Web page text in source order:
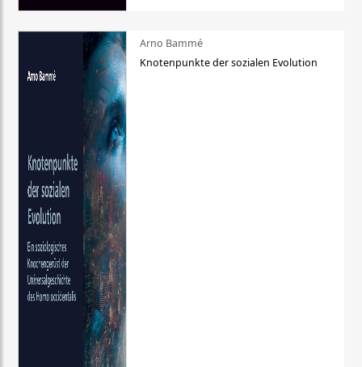
Arno Bammé
Knotenpunkte der sozialen Evolution